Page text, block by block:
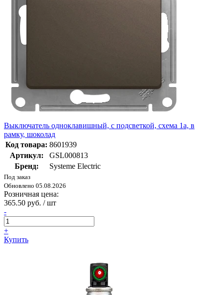
Выключатель одноклавишный, с подсветкой, схема 1а, в
рамку, шоколад
Код товара: 8601939
Артикул:
GSL000813
Бренд:
Systeme Electric
Под заказ
Обновлено 05.08.2026
Розничная цена:
365.50 руб. / шт
-
+
Купить